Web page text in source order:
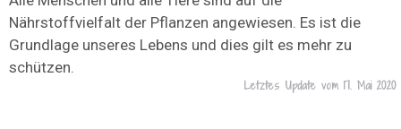
Nährstoffvielfalt der Pflanzen angewiesen. Es ist die
Grundlage unseres Lebens und dies gilt es mehr zu
schützen.
Letztes Update vom 17. Mai 2020